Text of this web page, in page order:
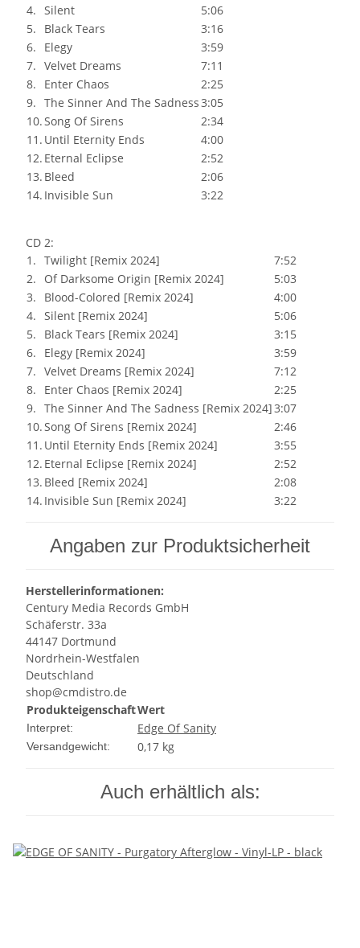
4. Silent
5:06
5.
Black Tears
3:16
6.
Elegy
3:59
7. Velvet Dreams
7:11
8.
Enter Chaos
2:25
9. The Sinner And The Sadness3:05
10.Song Of Sirens
2:34
11. Until Eternity Ends
4:00
12. Eternal Eclipse
2:52
13. Bleed
2:06
14. Invisible Sun 3:22
CD 2:
1. Twilight [Remix 2024]
7:52
2.
Of Darksome Origin [Remix 2024]
5:03
3.
Blood-Colored [Remix 2024]
4:00
4. Silent [Remix 2024]
5:06
5.
Black Tears [Remix 2024]
3:15
6.
Elegy [Remix 2024]
3:59
7. Velvet Dreams [Remix 2024]
7:12
8.
Enter Chaos [Remix 2024]
2:25
9. The Sinner And The Sadness [Remix 2024]3:07
10.Song Of Sirens [Remix 2024]
2:46
11. Until Eternity Ends [Remix 2024]
3:55
12. Eternal Eclipse [Remix 2024]
2:52
13. Bleed [Remix 2024]
2:08
14. Invisible Sun [Remix 2024] 3:22
Angaben zur Produktsicherheit
Herstellerinformationen:
Century Media Records GmbH
Schäferstr. 33a
44147 Dortmund
Nordrhein-Westfalen
Deutschland
shop@cmdistro.de
ProdukteigenschaftWert
Interpret: Edge Of Sanity
Versandgewicht: 0,17 kg
Auch erhältlich als: